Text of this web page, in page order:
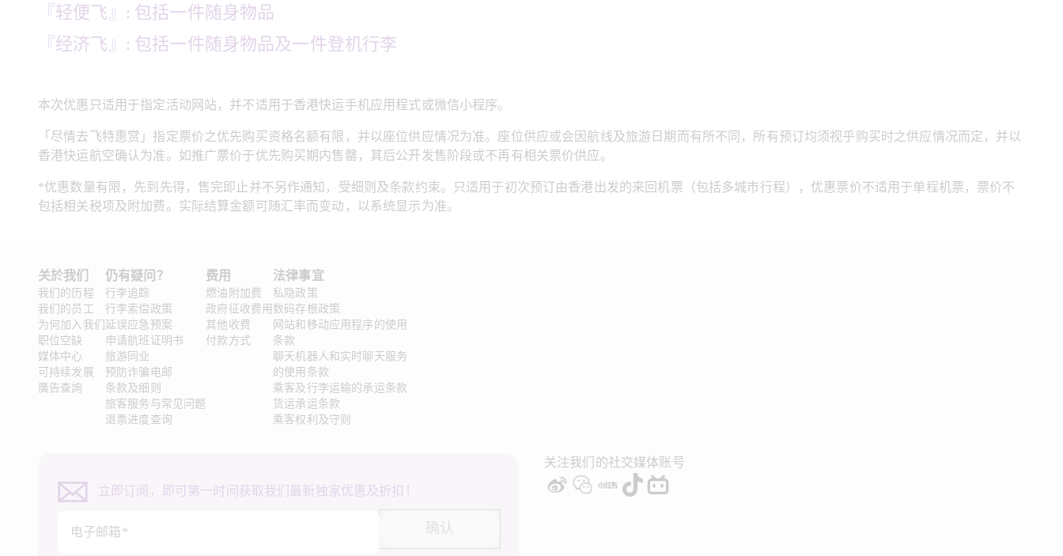
『轻便飞』: 包括一件随身物品
『经济飞』: 包括一件随身物品及一件登机行李
本次优惠只适用于指定活动网站，并不适用于香港快运手机应用程式或微信小程序。
「尽情去飞特惠赏」指定票价之优先购买资格名额有限，并以座位供应情况为准。座位供应或会因航线及旅游日期而有所不同，所有预订均须视乎购买时之供应情况而定，并以
香港快运航空确认为准。如推广票价于优先购买期内售罄，其后公开发售阶段或不再有相关票价供应。
*优惠数量有限，先到先得，售完即止并不另作通知，受细则及条款约束。只适用于初次预订由香港出发的来回机票（包括多城市行程），优惠票价不适用于单程机票，票价不
包括相关税项及附加费。实际结算金额可随汇率而变动，以系统显示为准。
关於我们
我们的历程
我们的员工
为何加入我们
职位空缺
媒体中心
可持续发展
廣告查詢
仍有疑问？
行李追踪
行李索偿政策
延误应急预案
申请航班证明书
旅游同业
预防诈骗电邮
条款及细则
旅客服务与常见问题
退票进度查询
费用
燃油附加费
政府征收费用
其他收费
付款方式
法律事宜
私隐政策
数码存根政策
网站和移动应用程序的使用
条款
聊天机器人和实时聊天服务
的使用条款
乘客及行李运输的承运条款
货运承运条款
乘客权利及守则
立即订阅，即可第一时间获取我们最新独家优惠及折扣！
电子邮箱* 确认
关注我们的社交媒体账号